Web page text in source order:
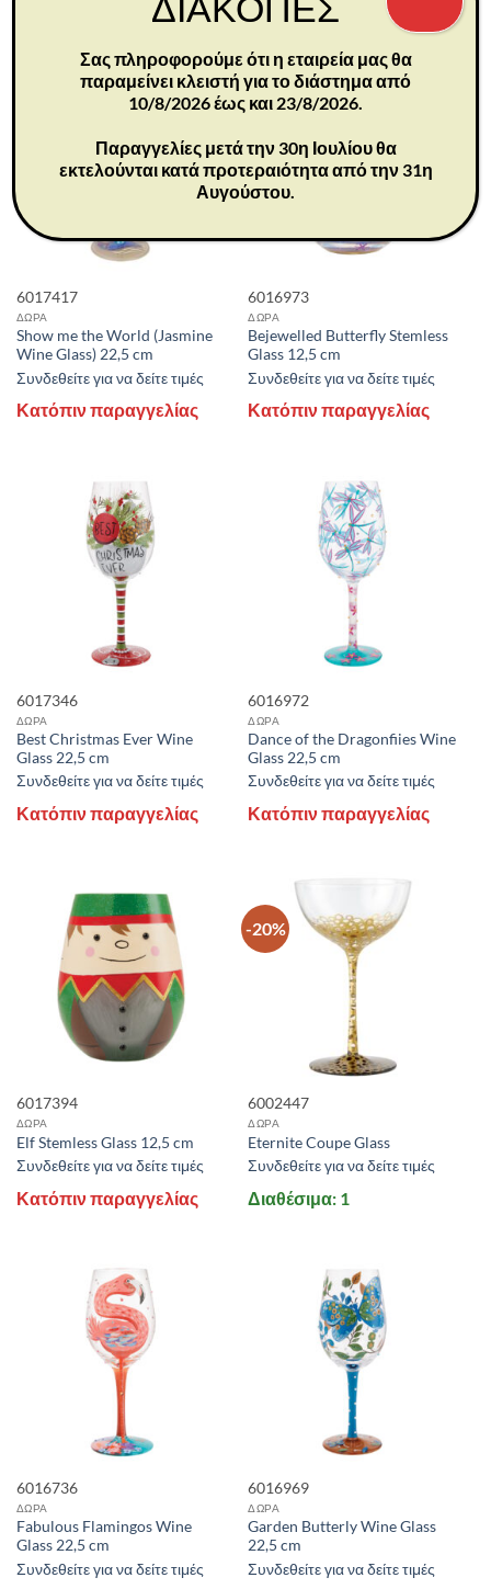
Κατόπιν παραγγελίας Κατόπιν παραγγελίας
6017417
ΔΩΡΑ
Show me the World (Jasmine
Wine Glass) 22,5 cm
Συνδεθείτε για να δείτε τιμές
Κατόπιν παραγγελίας
6016973
ΔΩΡΑ
Bejewelled Butterfly Stemless
Glass 12,5 cm
Συνδεθείτε για να δείτε τιμές
Κατόπιν παραγγελίας
6017346
ΔΩΡΑ
Best Christmas Ever Wine
Glass 22,5 cm
Συνδεθείτε για να δείτε τιμές
Κατόπιν παραγγελίας
6016972
ΔΩΡΑ
Dance of the Dragonfiies Wine
Glass 22,5 cm
Συνδεθείτε για να δείτε τιμές
Κατόπιν παραγγελίας
6017394
ΔΩΡΑ
Elf Stemless Glass 12,5 cm
Συνδεθείτε για να δείτε τιμές
Κατόπιν παραγγελίας
-20%
6002447
ΔΩΡΑ
Eternite Coupe Glass
Συνδεθείτε για να δείτε τιμές
Διαθέσιμα: 1
6016736
ΔΩΡΑ
Fabulous Flamingos Wine
Glass 22,5 cm
Συνδεθείτε για να δείτε τιμές
6016969
ΔΩΡΑ
Garden Butterly Wine Glass
22,5 cm
Συνδεθείτε για να δείτε τιμές
ΔΙΑΚΟΠΕΣ
Σας πληροφορούμε ότι η εταιρεία μας θα
παραμείνει κλειστή για το διάστημα από
10/8/2026 έως και 23/8/2026.
Παραγγελίες μετά την 30η Ιουλίου θα
εκτελούνται κατά προτεραιότητα από την 31η
Αυγούστου.